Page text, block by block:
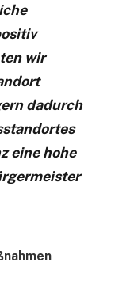
wir
dadurch
eine hohe